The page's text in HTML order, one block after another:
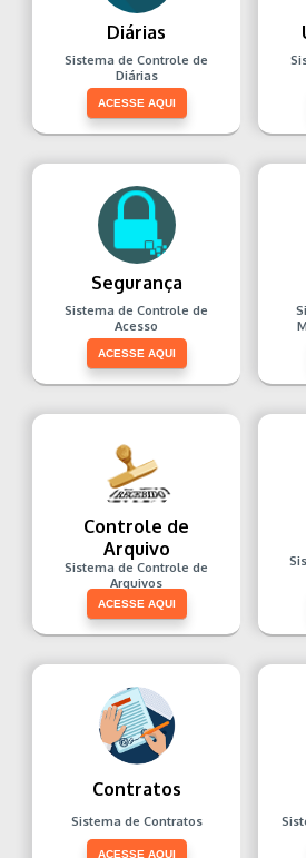
Diárias
Sistema de Controle de
Diárias
ACESSE AQUI
Segurança
Sistema de Controle de
Acesso
ACESSE AQUI
Controle de
Arquivo
Sistema de Controle de
Arquivos
ACESSE AQUI
Contratos
Sistema de Contratos
ACESSE AQUI